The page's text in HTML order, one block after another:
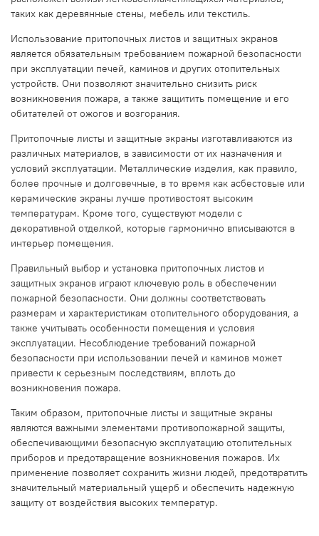
таких как деревянные стены, мебель или текстиль.
Использование притопочных листов и защитных экранов
является обязательным требованием пожарной безопасности
при эксплуатации печей, каминов и других отопительных
устройств. Они позволяют значительно снизить риск
возникновения пожара, а также защитить помещение и его
обитателей от ожогов и возгорания.
Притопочные листы и защитные экраны изготавливаются из
различных материалов, в зависимости от их назначения и
условий эксплуатации. Металлические изделия, как правило,
более прочные и долговечные, в то время как асбестовые или
керамические экраны лучше противостоят высоким
температурам. Кроме того, существуют модели с
декоративной отделкой, которые гармонично вписываются в
интерьер помещения.
Правильный выбор и установка притопочных листов и
защитных экранов играют ключевую роль в обеспечении
пожарной безопасности. Они должны соответствовать
размерам и характеристикам отопительного оборудования, а
также учитывать особенности помещения и условия
эксплуатации. Несоблюдение требований пожарной
безопасности при использовании печей и каминов может
привести к серьезным последствиям, вплоть до
возникновения пожара.
Таким образом, притопочные листы и защитные экраны
являются важными элементами противопожарной защиты,
обеспечивающими безопасную эксплуатацию отопительных
приборов и предотвращение возникновения пожаров. Их
применение позволяет сохранить жизни людей, предотвратить
значительный материальный ущерб и обеспечить надежную
защиту от воздействия высоких температур.